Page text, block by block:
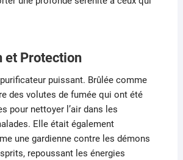
et Protection
puissant. Brûlée comme
des volutes de fumée qui ont été
pour nettoyer l’air dans les
Elle était également
une gardienne contre les démons
repoussant les énergies